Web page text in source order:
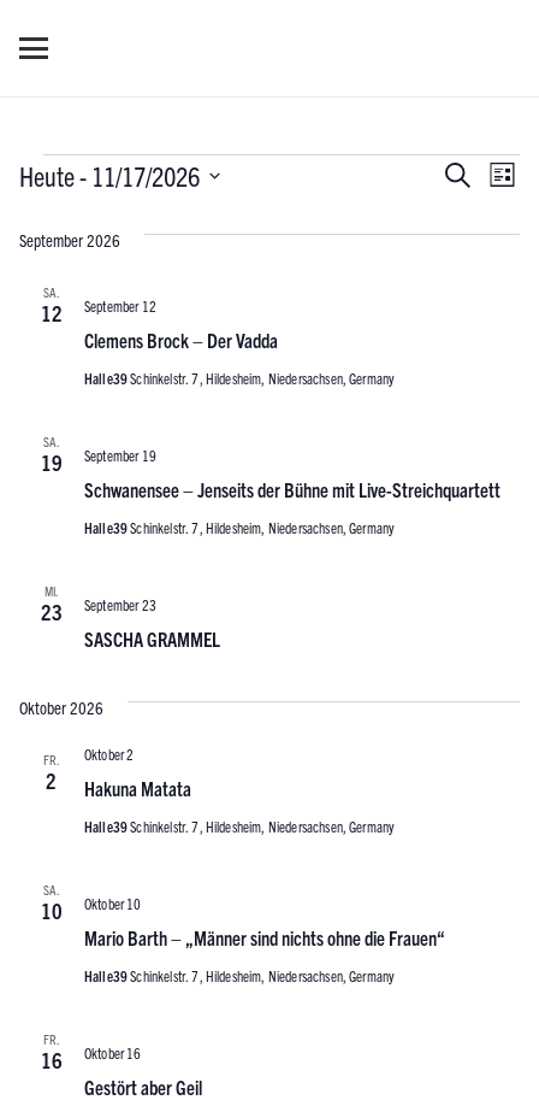
Veranstaltungen
Suche
Suche Liste
Heute - 11/17/2026
wählen.
September 2026
SA.
12
Clemens Brock – Der Vadda
September 12
Halle39Schinkelstr. 7, Hildesheim, Niedersachsen, Germany
SA.
19
Schwanensee – Jenseits der Bühne mit Live-Streichquartett
September 19
Halle39Schinkelstr. 7, Hildesheim, Niedersachsen, Germany
MI.
23
SASCHA GRAMMEL
September 23
Oktober 2026
FR.
2 Hakuna Matata
Oktober 2
Halle39Schinkelstr. 7, Hildesheim, Niedersachsen, Germany
SA.
10
Mario Barth – „Männer sind nichts ohne die Frauen“
Oktober 10
Halle39Schinkelstr. 7, Hildesheim, Niedersachsen, Germany
FR.
16
Gestört aber Geil
Oktober 16